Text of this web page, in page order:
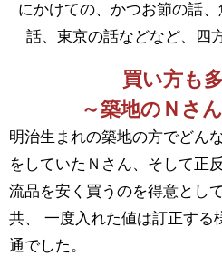
にかけての、かつお節の話
話、東京の話などなど、四
買い方も
～築地のＮさ
明治生まれの築地の方でどん
をしていたＮさん、そして正
流品を安く買うのを得意とし
共、 一度入れた値は訂正する
通でした。